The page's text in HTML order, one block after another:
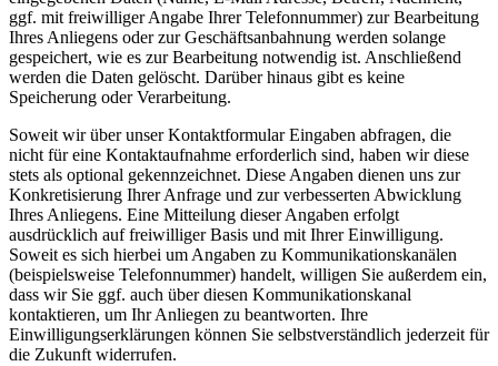
ggf. mit freiwilliger Angabe Ihrer Telefonnummer) zur Bearbeitung
Ihres Anliegens oder zur Geschäftsanbahnung werden solange
gespeichert, wie es zur Bearbeitung notwendig ist. Anschließend
werden die Daten gelöscht. Darüber hinaus gibt es keine
Speicherung oder Verarbeitung.
Soweit wir über unser Kontaktformular Eingaben abfragen, die
nicht für eine Kontaktaufnahme erforderlich sind, haben wir diese
stets als optional gekennzeichnet. Diese Angaben dienen uns zur
Konkretisierung Ihrer Anfrage und zur verbesserten Abwicklung
Ihres Anliegens. Eine Mitteilung dieser Angaben erfolgt
ausdrücklich auf freiwilliger Basis und mit Ihrer Einwilligung.
Soweit es sich hierbei um Angaben zu Kommunikationskanälen
(beispielsweise Telefonnummer) handelt, willigen Sie außerdem ein,
dass wir Sie ggf. auch über diesen Kommunikationskanal
kontaktieren, um Ihr Anliegen zu beantworten. Ihre
Einwilligungserklärungen können Sie selbstverständlich jederzeit für
die Zukunft widerrufen.